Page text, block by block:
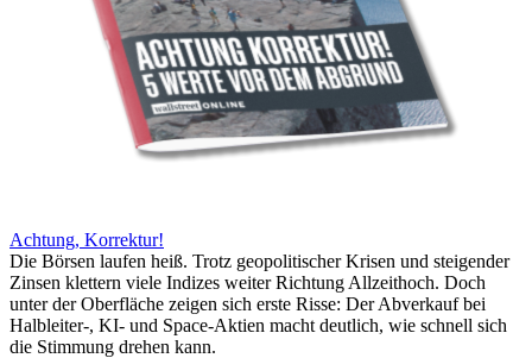
Achtung, Korrektur!
Die Börsen laufen heiß. Trotz geopolitischer Krisen und steigender
Zinsen klettern viele Indizes weiter Richtung Allzeithoch. Doch
unter der Oberfläche zeigen sich erste Risse: Der Abverkauf bei
Halbleiter-, KI- und Space-Aktien macht deutlich, wie schnell sich
die Stimmung drehen kann.